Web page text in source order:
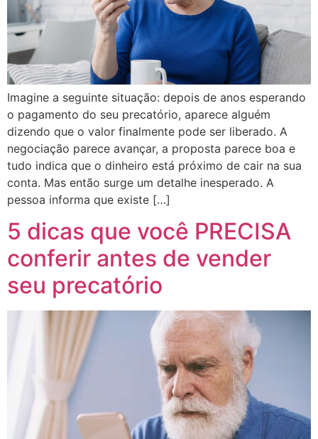
Imagine a seguinte situação: depois de anos esperando
o pagamento do seu precatório, aparece alguém
dizendo que o valor finalmente pode ser liberado. A
negociação parece avançar, a proposta parece boa e
tudo indica que o dinheiro está próximo de cair na sua
conta. Mas então surge um detalhe inesperado. A
pessoa informa que existe […]
5 dicas que você PRECISA
conferir antes de vender
seu precatório